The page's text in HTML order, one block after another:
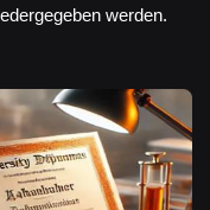
werden.